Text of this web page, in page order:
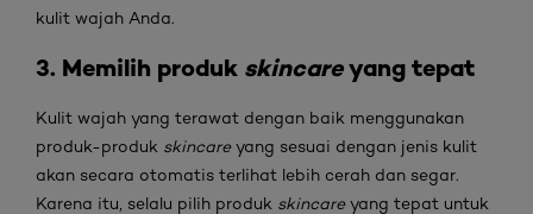
kulit wajah Anda.
3. Memilih produk skincareyang tepat
Kulit wajah yang terawat dengan baik menggunakan
produk-produk skincareyang sesuai dengan jenis kulit
akan secara otomatis terlihat lebih cerah dan segar.
Karena itu, selalu pilih produk skincareyang tepat untuk